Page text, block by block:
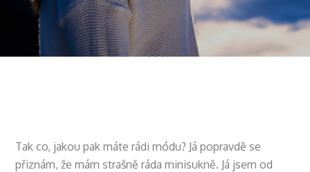
Tak co, jakou pak máte rádi módu? Já popravdě se
přiznám, že mám strašně ráda minisukně. Já jsem od